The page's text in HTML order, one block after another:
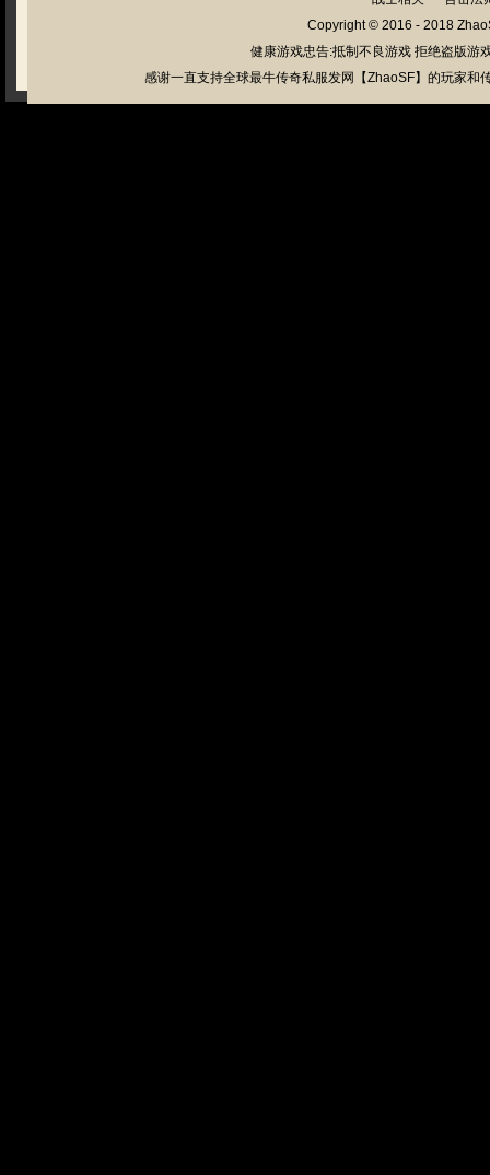
Copyright © 2016 - 2018
健康游戏忠告:抵制不良游戏 拒绝盗版游
感谢一直支持全球最牛传奇私服发网【ZhaoSF】的玩家和